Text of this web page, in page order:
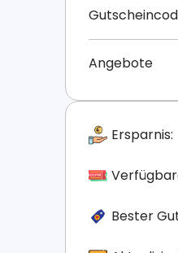
Angebote
Ersparnis:
Bester